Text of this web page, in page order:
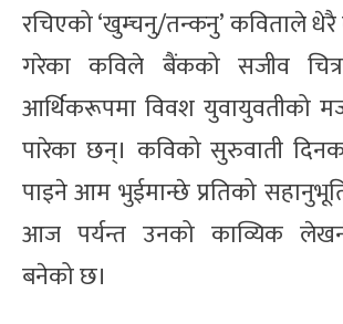
रचिएको ‘खुम्चनु/तन्कनु’ कविताले
गरेका कविले बैंकको सजीव
आर्थिकरूपमा विवश युवायुवतीको
पारेका छन्। कविको सुरुवाती
पाइने आम भुईमान्छे प्रतिको
आज पर्यन्त उनको काव्यिक
बनेको छ।